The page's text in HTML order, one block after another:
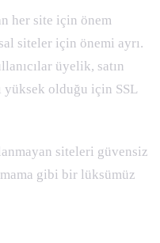
her site için önem
siteler için önemi ayrı.
üyelik, satın
yüksek olduğu için SSL
siteleri güvensiz
gibi bir lüksümüz